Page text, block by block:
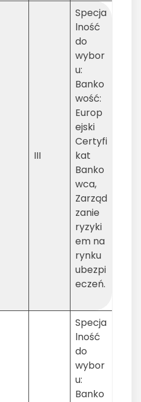
III
Specja
lność
do
wybor
u:
Banko
wość:
Europ
ejski
Certyfi
kat
Banko
wca,
Zarząd
zanie
ryzyki
em na
rynku
ubezpi
eczeń.
Specja
lność
do
wybor
u:
Banko